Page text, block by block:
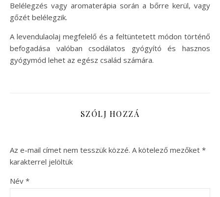
Belélegzés vagy aromaterápia során a bőrre kerül, vagy
gőzét belélegzik.
A levendulaolaj megfelelő és a feltüntetett módon történő
befogadása valóban csodálatos gyógyító és hasznos
gyógymód lehet az egész család számára.
SZÓLJ HOZZÁ
Az e-mail címet nem tesszük közzé. A kötelező mezőket *
karakterrel jelöltük
Név *